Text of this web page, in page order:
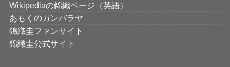
Wikipediaの錦織ページ（英語）
あもくのガンバラヤ
錦織圭ファンサイト
錦織圭公式サイト